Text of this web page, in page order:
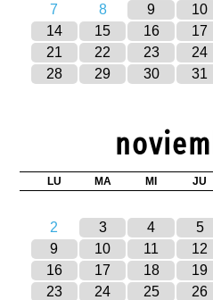
7
8 9 10
14
15 16 17
21
22 23 24
28
29 30 31
LU MA MI JU
2
3 4 5
9
10 11 12
16
17 18 19
23
24 25 26